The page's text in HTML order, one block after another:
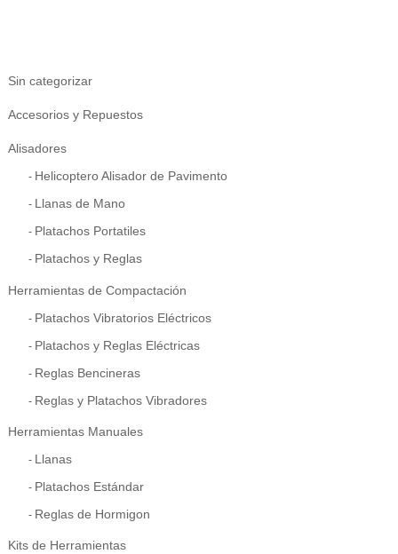
Sin categorizar
Accesorios y Repuestos
Alisadores
Helicoptero Alisador de Pavimento
Llanas de Mano
Platachos Portatiles
Platachos y Reglas
Herramientas de Compactación
Platachos Vibratorios Eléctricos
Platachos y Reglas Eléctricas
Reglas Bencineras
Reglas y Platachos Vibradores
Herramientas Manuales
Llanas
Platachos Estándar
Reglas de Hormigon
Kits de Herramientas